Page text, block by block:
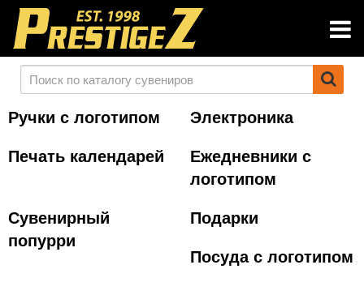
Ручки с логотипом
Электроника
Печать календарей
Ежедневники с
логотипом
Сувенирный
попурри
Подарки
Посуда с логотипом